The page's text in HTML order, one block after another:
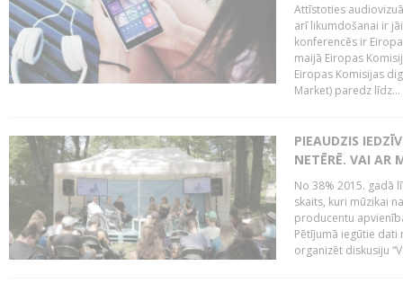
Attīstoties
arī likumdošanai ir
konferencēs ir
maijā Eiropas
Eiropas Komisijas
Market) paredz līdz...
PIEAUDZIS
NETĒRĒ. VAI AR
No 38% 2015. gadā
skaits, kuri mūzikai
producentu
Pētījumā iegūtie dati
organizēt diskusiju